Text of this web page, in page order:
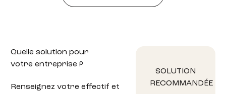
Quelle solution pour
votre entreprise ?
Renseignez votre effectif et
SOLUTION
RECOMMANDÉE